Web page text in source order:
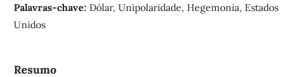
Palavras-chave: Dólar, Unipolaridade, Hegemonia, Estados
Unidos
Resumo